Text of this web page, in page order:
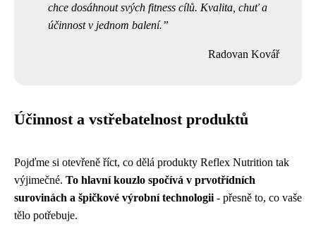
chce dosáhnout svých fitness cílů. Kvalita, chuť a
účinnost v jednom balení.
Radovan Kovář
Účinnost a vstřebatelnost produktů
Pojďme si otevřeně říct, co dělá produkty Reflex Nutrition tak
výjimečné. To hlavní kouzlo spočívá v prvotřídních
surovinách a špičkové výrobní technologii - přesně to, co vaše
tělo potřebuje.